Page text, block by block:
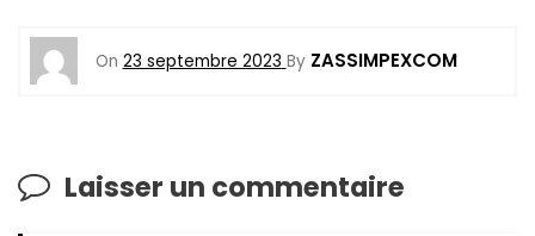
On 23 septembre 2023 By ZASSIMPEXCOM
Laisser un commentaire